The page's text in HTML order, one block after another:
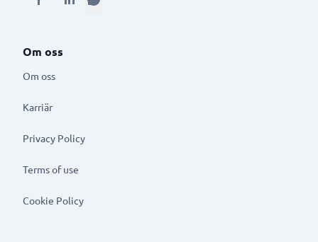
Om oss
Om oss
Karriär
Privacy Policy
Terms of use
Cookie Policy